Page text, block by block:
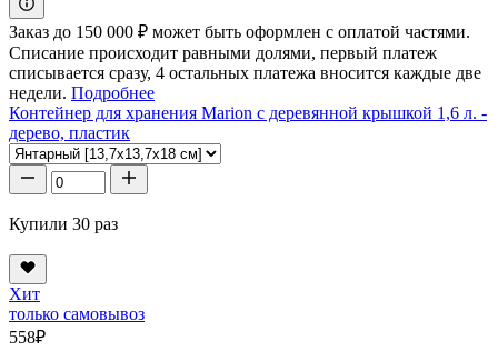
Заказ до 150 000 ₽ может быть оформлен с оплатой частями.
Списание происходит равными долями, первый платеж
списывается сразу, 4 остальных платежа вносится каждые две
недели. Подробнее
Контейнер для хранения Marion с деревянной крышкой 1,6 л. -
дерево, пластик
Купили 30 раз
Хит
только самовывоз
558₽